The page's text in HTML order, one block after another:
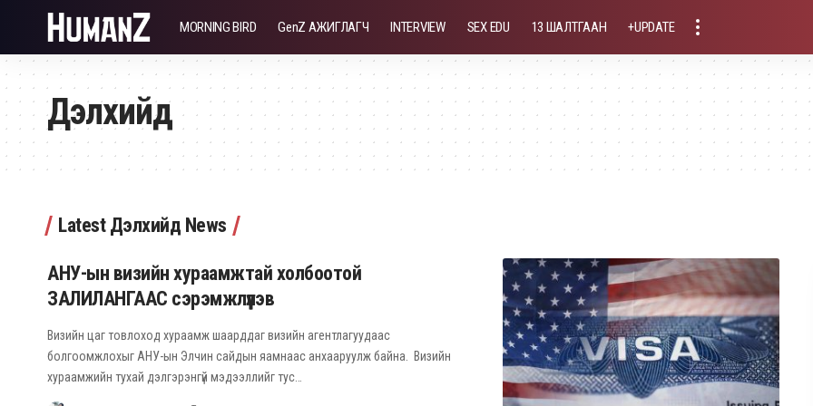
MORNING BIRD GenZ АЖИГЛАГЧ INTERVIEW SEX EDU 13 ШАЛТГААН +UPDATE
Дэлхийд
Latest Дэлхийд News
АНУ-ын визийн хураамжтай холбоотой
ЗАЛИЛАНГААС сэрэмжлүүлэв
Визийн цаг товлоход хураамж шаарддаг визийн агентлагуудаас
болгоомжлохыг АНУ-ын Элчин сайдын яамнаас анхааруулж байна. Визийн
хураамжийн тухай дэлгэрэнгүй мэдээллийг тус…